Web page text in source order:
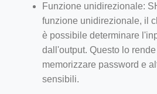
Funzione unidirezionale:
funzione unidirezionale, il
è possibile determinare
dall'output. Questo lo
memorizzare password e
sensibili.